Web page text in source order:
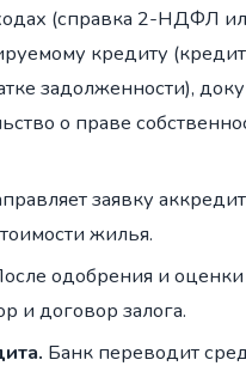
(справка 2-НДФЛ
кредиту
задолженности),
о праве
заявку
жилья.
одобрения и
и договор залога.
Банк переводит